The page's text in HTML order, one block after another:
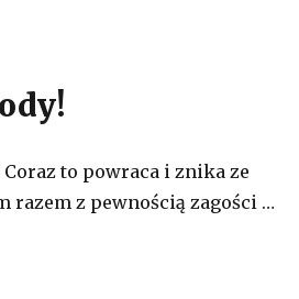
to powraca i znika ze
razem z pewnością zagości …